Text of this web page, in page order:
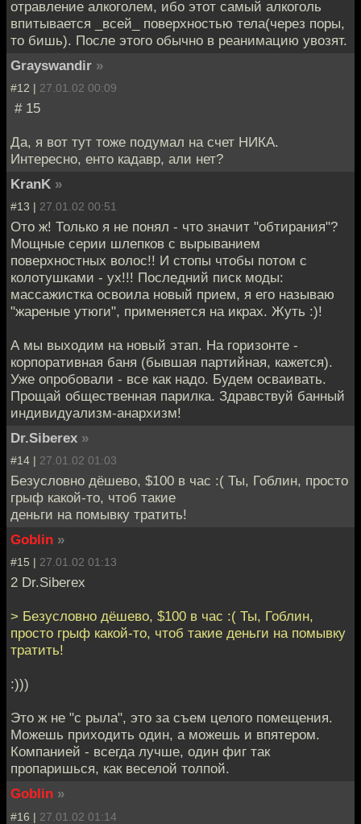
отравление алкоголем, ибо этот самый алкоголь
впитывается _всей_ поверхностью тела(через поры,
то бишь). После этого обычно в реанимацию увозят.
Grayswandir »
#12 | 27.01.02 00:09
# 15
Да, я вот тут тоже подумал на счет НИКА.
Интересно, енто кадавр, али нет?
KranK »
#13 | 27.01.02 00:51
Ото ж! Только я не понял - что значит "обтирания"?
Мощные серии шлепков с вырыванием
поверхностных волос!! И стопы чтобы потом с
колотушками - ух!!! Последний писк моды:
массажистка освоила новый прием, я его называю
"жареные утюги", применяется на икрах. Жуть :)!
А мы выходим на новый этап. На горизонте -
корпоративная баня (бывшая партийная, кажется).
Уже опробовали - все как надо. Будем осваивать.
Прощай общественная парилка. Здравствуй банный
индивидуализм-анархизм!
Dr.Siberex »
#14 | 27.01.02 01:03
Безусловно дёшево, $100 в час :( Ты, Гоблин, просто
грыф какой-то, чтоб такие
деньги на помывку тратить!
Goblin »
#15 | 27.01.02 01:13
2 Dr.Siberex
> Безусловно дёшево, $100 в час :( Ты, Гоблин,
просто грыф какой-то, чтоб такие деньги на помывку
тратить!
:)))
Это ж не "с рыла", это за съем целого помещения.
Можешь приходить один, а можешь и впятером.
Компанией - всегда лучше, один фиг так
пропаришься, как веселой толпой.
Goblin »
#16 | 27.01.02 01:14